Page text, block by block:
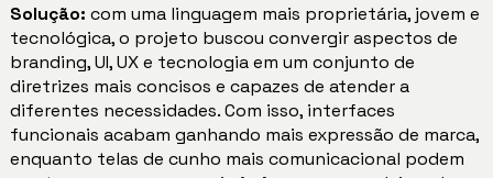
Solução: com uma linguagem mais proprietária, jovem e
tecnológica, o projeto buscou convergir aspectos de
branding, UI, UX e tecnologia em um conjunto de
diretrizes mais concisos e capazes de atender a
diferentes necessidades. Com isso, interfaces
funcionais acabam ganhando mais expressão de marca,
enquanto telas de cunho mais comunicacional podem